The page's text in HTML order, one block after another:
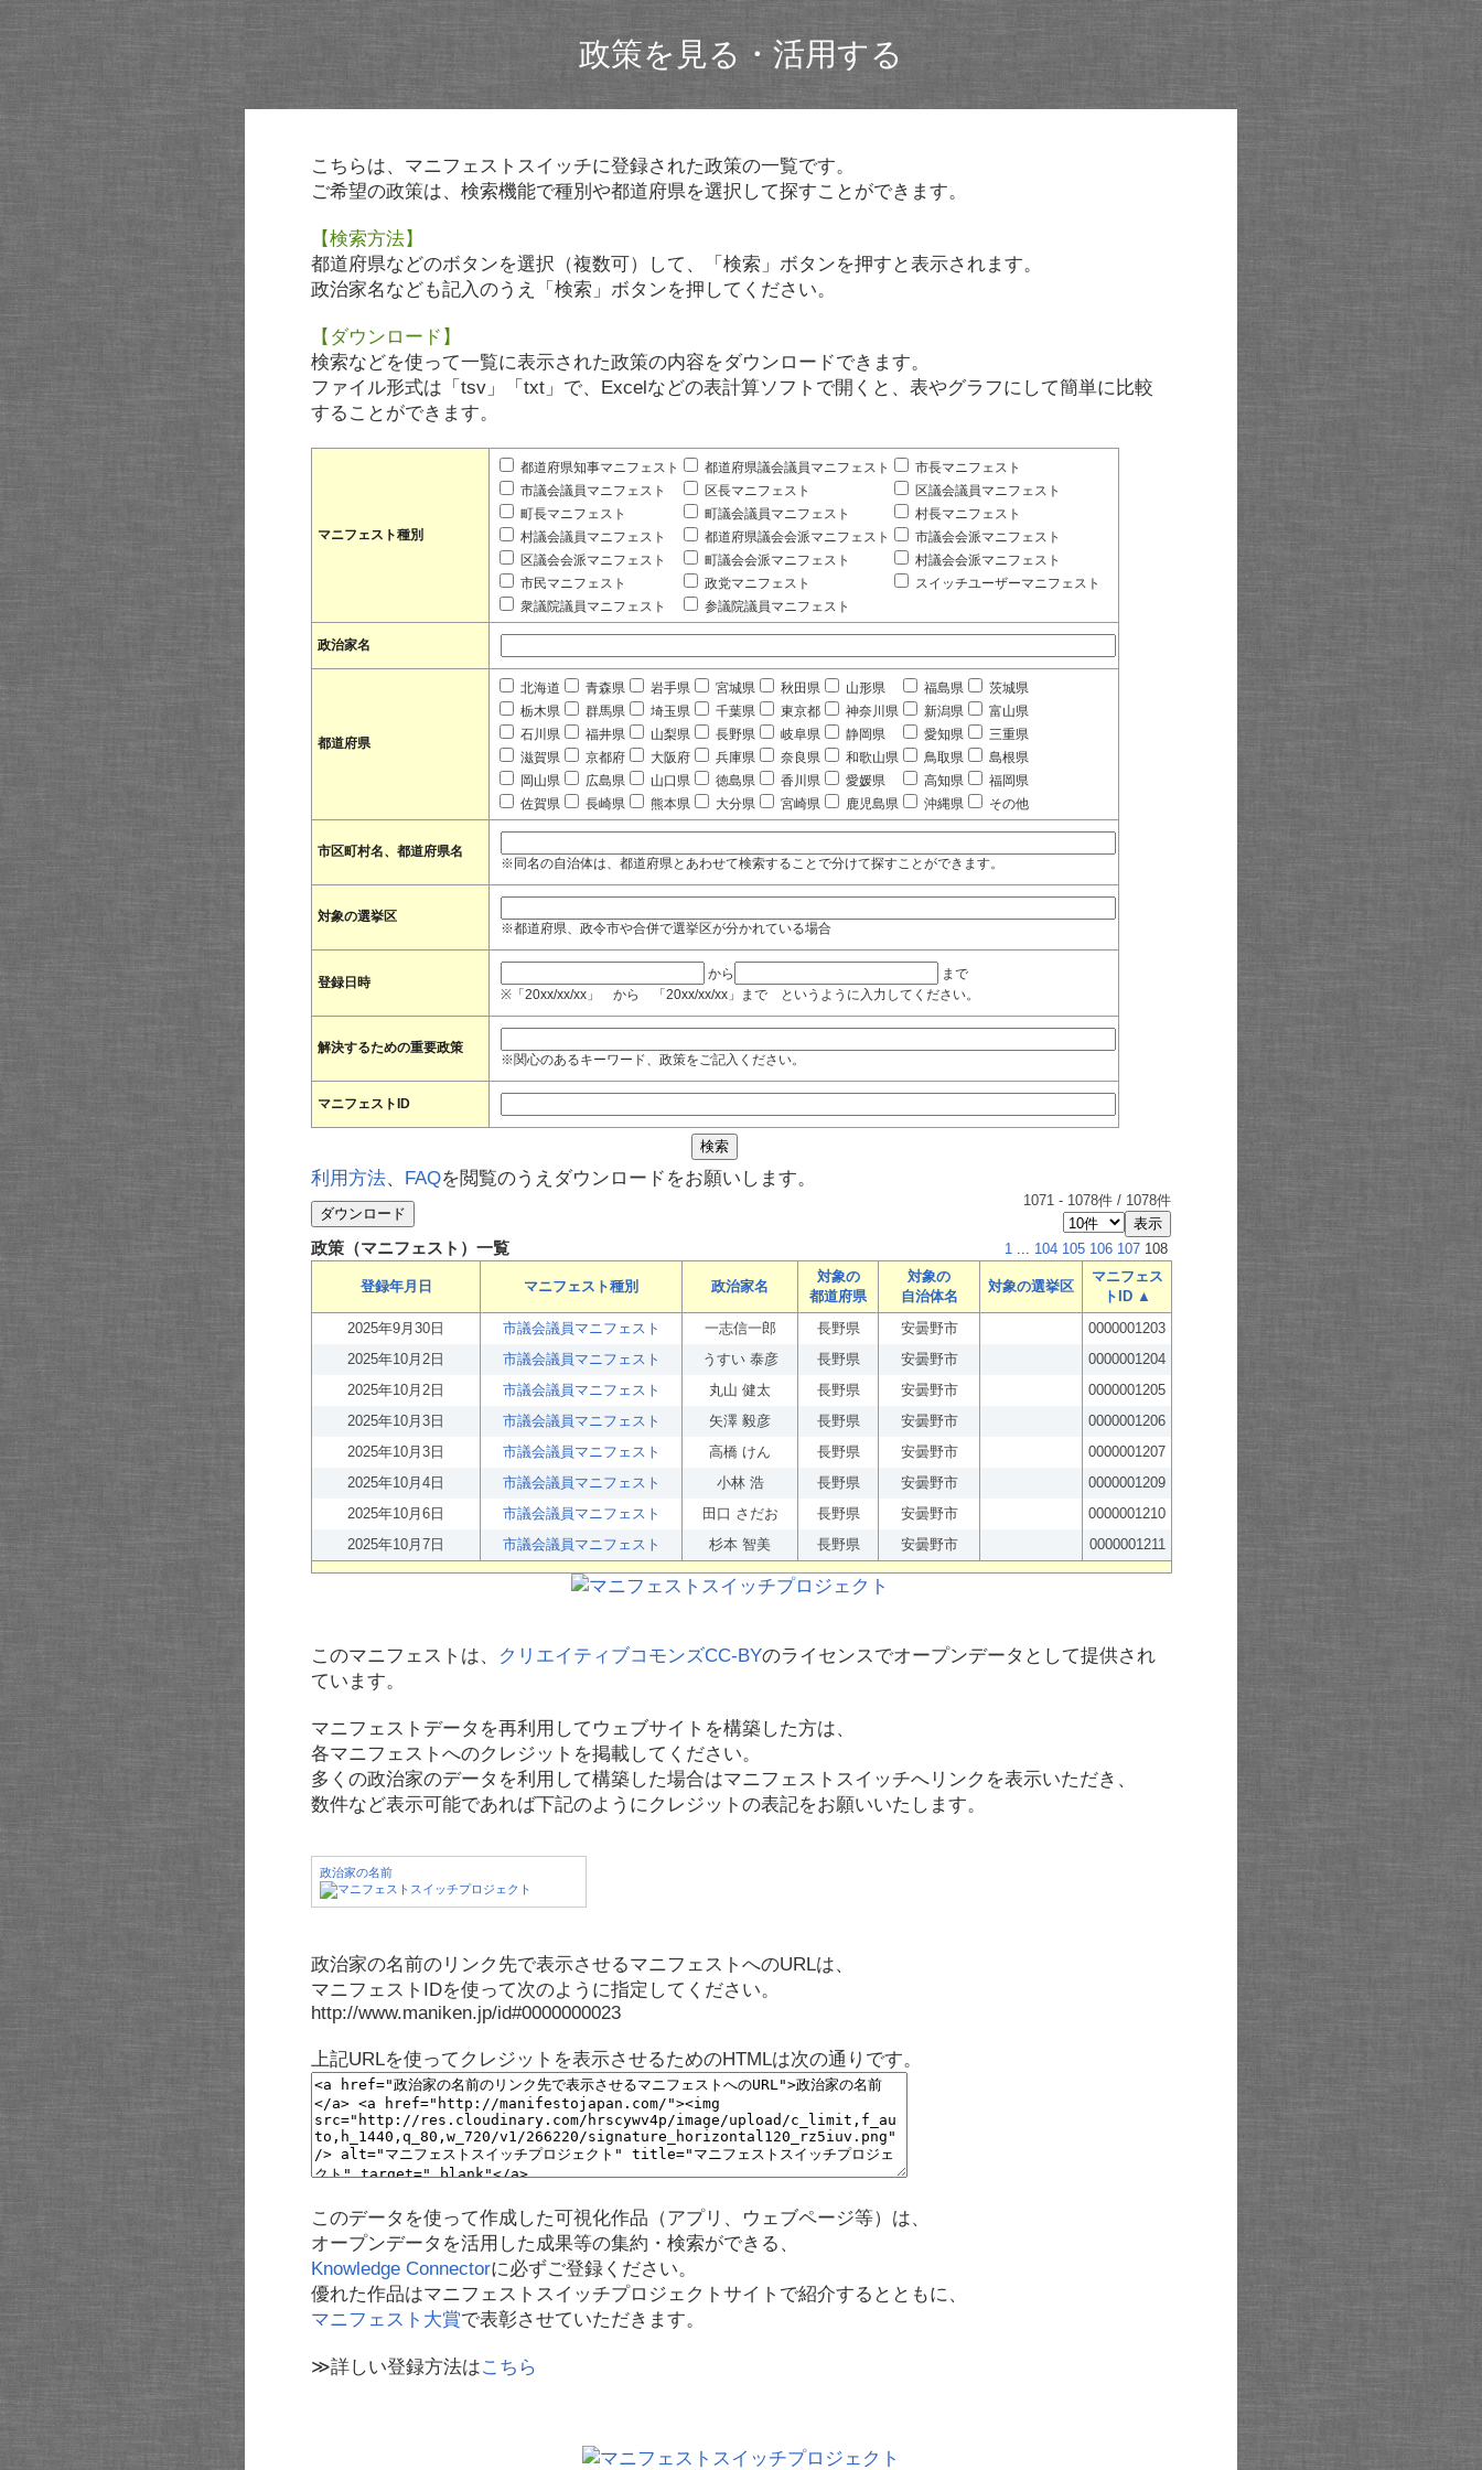
政策を見る・活用する
こちらは、マニフェストスイッチに登録された政策の一覧です。
ご希望の政策は、検索機能で種別や都道府県を選択して探すことができます。
【検索方法】
都道府県などのボタンを選択（複数可）して、「検索」ボタンを押すと表示されます。
政治家名なども記入のうえ「検索」ボタンを押してください。
【ダウンロード】
検索などを使って一覧に表示された政策の内容をダウンロードできます。
ファイル形式は「tsv」「txt」で、Excelなどの表計算ソフトで開くと、表やグラフにして簡単に比較
することができます。
マニフェスト種別
都道府県知事マニフェスト 都道府県議会議員マニフェスト
市長マニフェスト
市議会議員マニフェスト
区長マニフェスト
区議会議員マニフェスト
町長マニフェスト
町議会議員マニフェスト
村長マニフェスト
村議会議員マニフェスト
都道府県議会会派マニフェスト
市議会会派マニフェスト
区議会会派マニフェスト
町議会会派マニフェスト
村議会会派マニフェスト
市民マニフェスト
政党マニフェスト
スイッチユーザーマニフェスト
衆議院議員マニフェスト
参議院議員マニフェスト
政治家名
都道府県
北海道 青森県 岩手県 宮城県 秋田県 山形県 福島県
茨城県
栃木県
群馬県 埼玉県 千葉県 東京都 神奈川県 新潟県
富山県
石川県
福井県 山梨県 長野県 岐阜県 静岡県 愛知県
三重県
滋賀県
京都府 大阪府 兵庫県 奈良県 和歌山県 鳥取県
島根県
岡山県
広島県 山口県 徳島県 香川県 愛媛県 高知県
福岡県
佐賀県
長崎県 熊本県 大分県 宮崎県 鹿児島県 沖縄県 その他
市区町村名、都道府県名
※同名の自治体は、都道府県とあわせて検索することで分けて探すことができます。
対象の選挙区
※都道府県、政令市や合併で選挙区が分かれている場合
登録日時
から
まで
※「20xx/xx/xx」 から 「20xx/xx/xx」まで というように入力してください。
解決するための重要政策
※関心のあるキーワード、政策をご記入ください。
マニフェストID
利用方法、 FAQを閲覧のうえダウンロードをお願いします。
1071 - 1078件 / 1078件
政策（マニフェスト）一覧 1 ... 104 105 106 107 108
登録年月日 マニフェスト種別 政治家名
対象の
都道府県
対象の
自治体名
対象の選挙区
マニフェス
トID ▲
2025年9月30日
市議会議員マニフェスト 一志信一郎 長野県 安曇野市
0000001203
2025年10月2日
市議会議員マニフェスト うすい 泰彦 長野県 安曇野市
0000001204
2025年10月2日
市議会議員マニフェスト 丸山 健太 長野県 安曇野市
0000001205
2025年10月3日
市議会議員マニフェスト 矢澤 毅彦 長野県 安曇野市
0000001206
2025年10月3日
市議会議員マニフェスト 高橋 けん 長野県 安曇野市
0000001207
2025年10月4日
市議会議員マニフェスト 小林 浩 長野県 安曇野市
0000001209
2025年10月6日
市議会議員マニフェスト 田口 さだお 長野県 安曇野市
0000001210
2025年10月7日
市議会議員マニフェスト 杉本 智美 長野県 安曇野市 0000001211
このマニフェストは、 クリエイティブコモンズCC-BYのライセンスでオープンデータとして提供され
ています。
マニフェストデータを再利用してウェブサイトを構築した方は、
各マニフェストへのクレジットを掲載してください。
多くの政治家のデータを利用して構築した場合はマニフェストスイッチへリンクを表示いただき、
数件など表示可能であれば下記のようにクレジットの表記をお願いいたします。
政治家の名前
政治家の名前のリンク先で表示させるマニフェストへのURLは、
マニフェストIDを使って次のように指定してください。
http://www.maniken.jp/id#0000000023
上記URLを使ってクレジットを表示させるためのHTMLは次の通りです。
このデータを使って作成した可視化作品（アプリ、ウェブページ等）は、
オープンデータを活用した成果等の集約・検索ができる、
Knowledge Connectorに必ずご登録ください。
優れた作品はマニフェストスイッチプロジェクトサイトで紹介するとともに、
マニフェスト大賞で表彰させていただきます。
≫詳しい登録方法はこちら